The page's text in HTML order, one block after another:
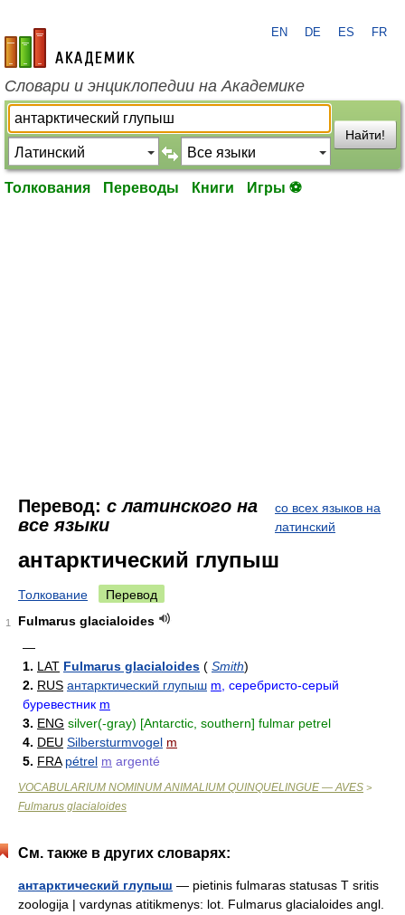
academic.ru
EN DE ES FR
Словари и энциклопедии на Академике
Найти!
Толкования Переводы Книги Игры ⚽
Перевод: с латинского на
все языки
со всех языков на
латинский
антарктический глупыш
Толкование Перевод
1
Fulmarus glacialoides
—
1. LAT Fulmarus glacialoides ( Smith)
2. RUS антарктический глупыш m , серебристо-серый
буревестник m
3. ENG silver(-gray) [Antarctic, southern] fulmar petrel
4. DEU Silbersturmvogel m
5. FRA pétrel m argenté
VOCABULARIUM NOMINUM ANIMALIUM QUINQUELINGUE — AVES >
Fulmarus glacialoides
См. также в других словарях:
антарктический глупыш — pietinis fulmaras statusas T sritis
zoologija | vardynas atitikmenys: lot. Fulmarus glacialoides angl.